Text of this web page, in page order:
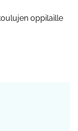
oppilaille